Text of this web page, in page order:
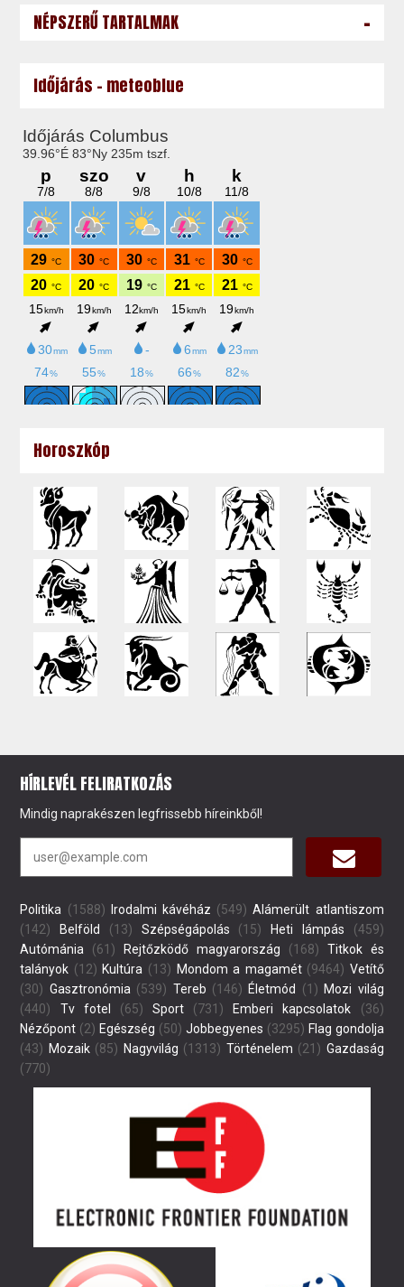
NÉPSZERŰ TARTALMAK -
Időjárás - meteoblue
Horoszkóp
HÍRLEVÉL FELIRATKOZÁS
Mindig naprakészen legfrissebb híreinkből!
Politika (1588) Irodalmi kávéház (549) Alámerült atlantiszom
(142)
Belföld (13) Szépségápolás (15) Heti lámpás (459)
Autómánia (61) Rejtőzködő magyarország (168)
Titkok és
talányok (12) Kultúra (13) Mondom a magamét(9464) Vetítő
(30) Gasztronómia (539) Tereb (146) Életmód (1) Mozi világ
(440)
Tv fotel (65) Sport (731) Emberi kapcsolatok (36)
Nézőpont (2) Egészség (50) Jobbegyenes (3295) Flag gondolja
(43) Mozaik(85) Nagyvilág (1313) Történelem (21) Gazdaság
(770)